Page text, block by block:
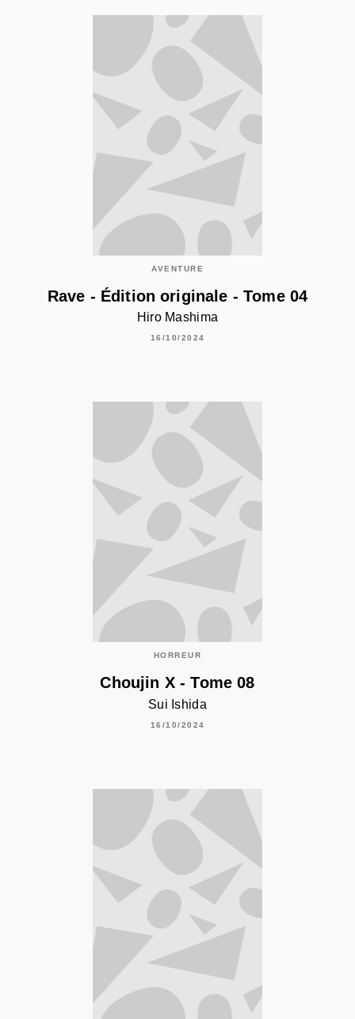
AVENTURE
Rave - Édition originale - Tome 04
Hiro Mashima
16/10/2024
HORREUR
Choujin X - Tome 08
Sui Ishida
16/10/2024